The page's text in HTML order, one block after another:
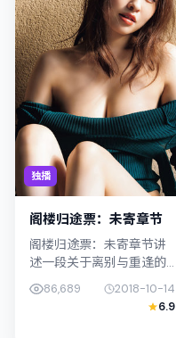
独播
阁楼归途票：未寄章节
阁楼归途票：未寄章节讲
述一段关于离别与重逢的
故事线，主线围绕战争展
开。影片由王小帅掌舵，
朴叙俊、周迅联合出演；
86,689
2018-10-14
6.9